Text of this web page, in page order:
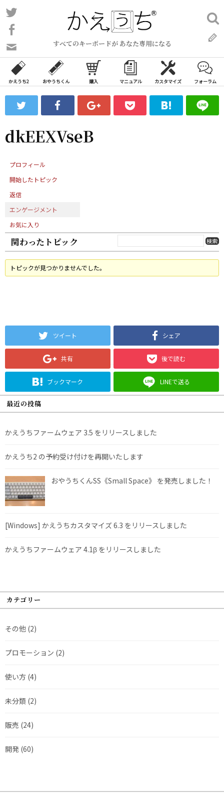
コ
ン
ン
ツ
ス
ッ
すべてのキーボードが あなた専用になる
い
合
わ
フ
ォ
ム
検
索:
かえうち2 おやうちくん 購入 マニュアル カスタマイズ フォーラム
dkEEXVseB
プロフィール
開始したトピック
返信
エンゲージメント
お気に入り
関わったトピック
トピックが見つかりませんでした。
ツイート シェア
共有 後で読む
ブックマーク LINEで送る
最近の投稿
かえうちファームウェア 3.5 をリリースしました
かえうち2 の予約受け付けを再開いたします
おやうちくんSS《Small Space》 を発売しました！
[Windows] かえうちカスタマイズ 6.3 をリリースしました
かえうちファームウェア 4.1β をリリースしました
カテゴリー
その他 (2)
プロモーション (2)
使い方 (4)
未分類 (2)
販売 (24)
開発 (60)